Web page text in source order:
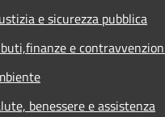
e sicurezza pubblica
e
benessere e assistenza